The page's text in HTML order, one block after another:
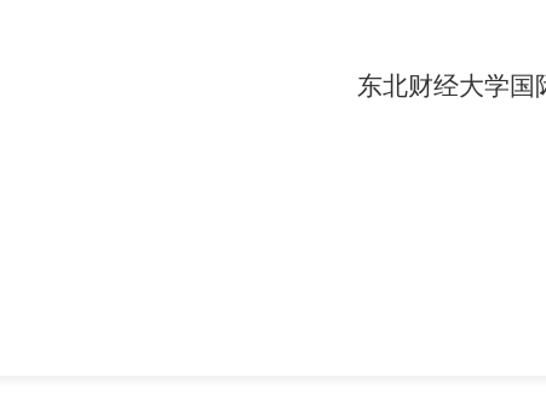
东北财经大学国